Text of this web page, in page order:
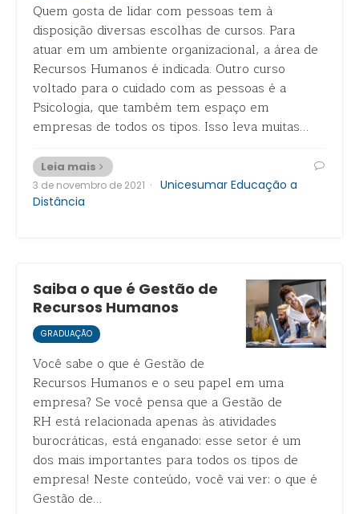
Quem gosta de lidar com pessoas tem à
disposição diversas escolhas de cursos. Para
atuar em um ambiente organizacional, a área de
Recursos Humanos é indicada. Outro curso
voltado para o cuidado com as pessoas é a
Psicologia, que também tem espaço em
empresas de todos os tipos. Isso leva muitas…
Leia mais
3 de novembro de 2021 · Unicesumar Educação a
Distância
Saiba o que é Gestão de
Recursos Humanos
GRADUAÇÃO
Você sabe o que é Gestão de
Recursos Humanos e o seu papel em uma
empresa? Se você pensa que a Gestão de
RH está relacionada apenas às atividades
burocráticas, está enganado: esse setor é um
dos mais importantes para todos os tipos de
empresa! Neste conteúdo, você vai ver: o que é
Gestão de…